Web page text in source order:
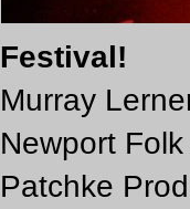
Festival!
Murray
Newport
Patchke